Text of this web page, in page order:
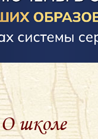
О школе